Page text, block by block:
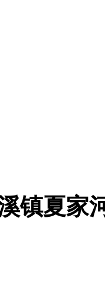
镇夏家